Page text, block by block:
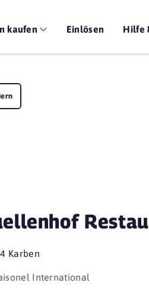
kaufen Einlösen Hilfe
Karben
International